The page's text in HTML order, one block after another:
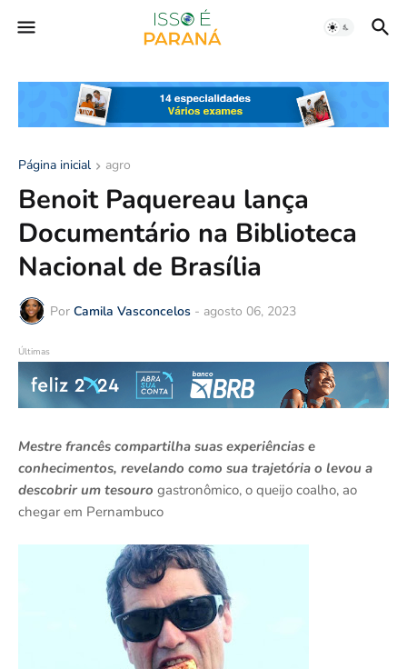
Página inicial agro
Benoit Paquereau lança
Documentário na Biblioteca
Nacional de Brasília
Por Camila Vasconcelos - agosto 06, 2023
Últimas
Mestre francês compartilha suas experiências e
conhecimentos, revelando como sua trajetória o levou a
descobrir um tesouro gastronômico, o queijo coalho, ao
chegar em Pernambuco